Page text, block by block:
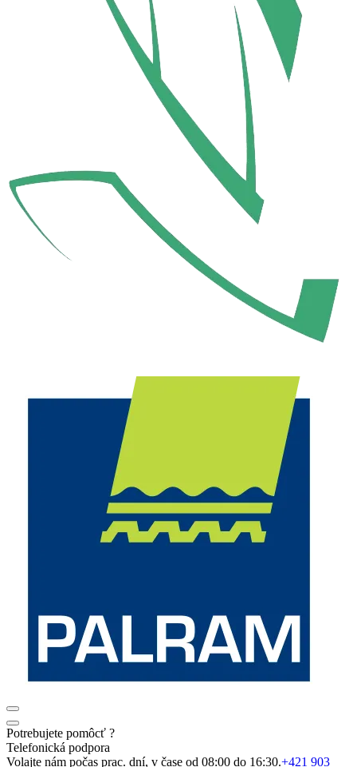
Potrebujete pomôcť ?
Telefonická podpora
Volajte nám počas prac. dní, v čase od 08:00 do 16:30.+421 903